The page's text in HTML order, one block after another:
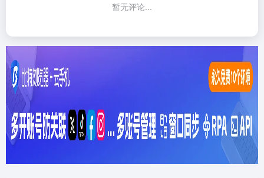
暂无评论...